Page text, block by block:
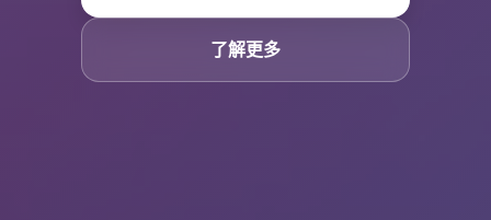
了解更多